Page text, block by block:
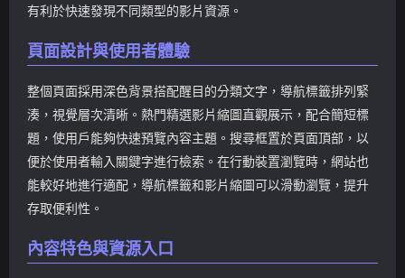
有利於快速發現不同類型的影片資源。
頁面設計與使用者體驗
整個頁面採用深色背景搭配醒目的分類文字，導航標籤排列緊
湊，視覺層次清晰。熱門精選影片縮圖直觀展示，配合簡短標
題，使用戶能夠快速預覽內容主題。搜尋框置於頁面頂部，以
便於使用者輸入關鍵字進行檢索。在行動裝置瀏覽時，網站也
能較好地進行適配，導航標籤和影片縮圖可以滑動瀏覽，提升
存取便利性。
內容特色與資源入口